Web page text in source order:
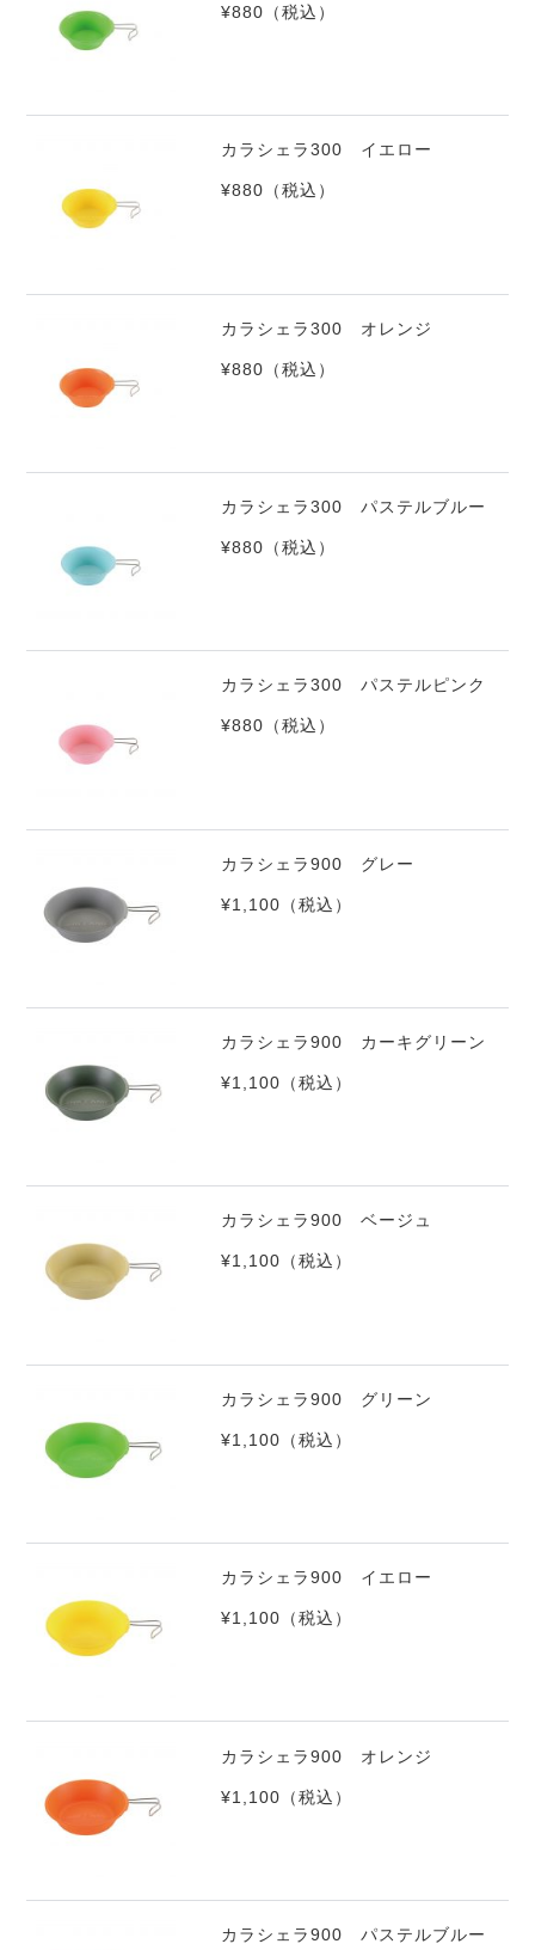
¥880 （税込）
カラシェラ300 イエロー
¥880 （税込）
カラシェラ300 オレンジ
¥880 （税込）
カラシェラ300 パステルブルー
¥880 （税込）
カラシェラ300 パステルピンク
¥880 （税込）
カラシェラ900 グレー
¥1,100 （税込）
カラシェラ900 カーキグリーン
¥1,100 （税込）
カラシェラ900 ベージュ
¥1,100 （税込）
カラシェラ900 グリーン
¥1,100 （税込）
カラシェラ900 イエロー
¥1,100 （税込）
カラシェラ900 オレンジ
¥1,100 （税込）
カラシェラ900 パステルブルー